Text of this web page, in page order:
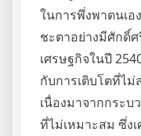
ในการพึ่งพาตนเ
ชะตาอย่างมีศักดิ์
เศรษฐกิจในปี
กับการเติบโตที่ไ
เนื่องมาจากกระ
ที่ไม่เหมาะสม ซึ่ง